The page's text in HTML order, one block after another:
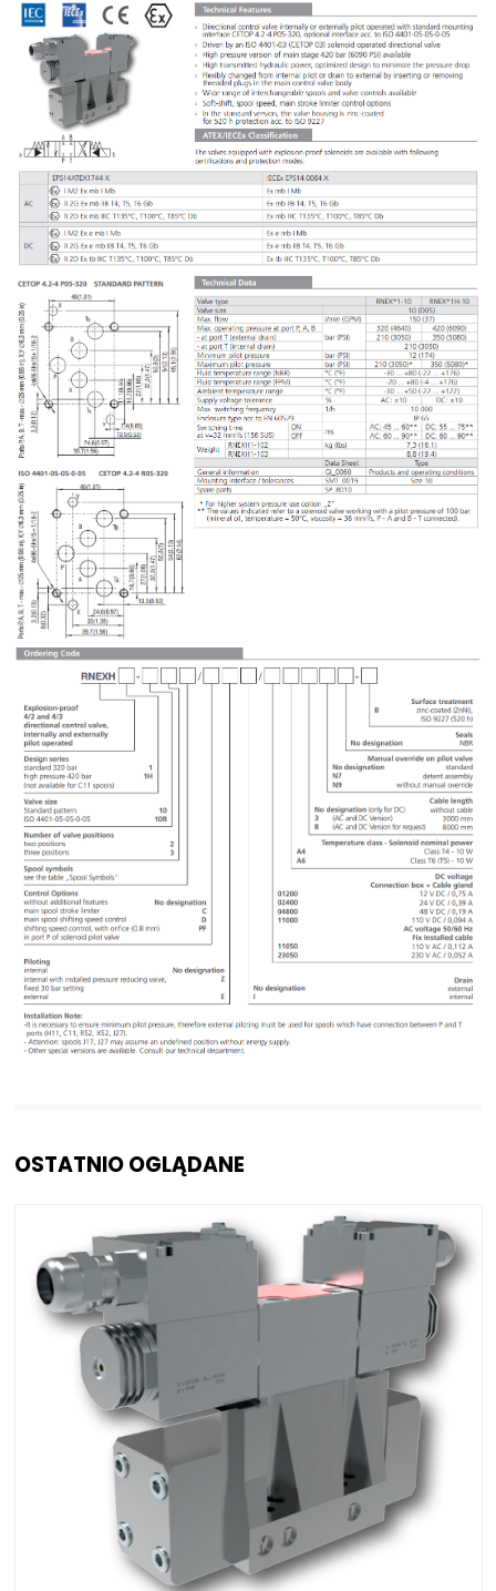
NIP: PL 884 282 31 43
KRS: 0001073679
Projekty:
+48 732 527 128
info@powerhydraulics.eu
www.powerhydraulics.eu
Engineering for motion
OSTATNIO OGLĄDANE